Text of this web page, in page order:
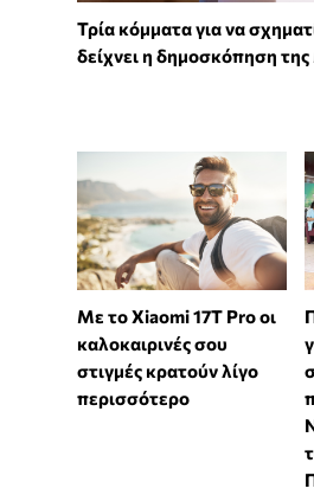
Τρία κόμματα για να
δείχνει η δημοσκόπηση
Με το Xiaomi 17T Pro οι
καλοκαιρινές σου
στιγμές κρατούν λίγο
περισσότερο